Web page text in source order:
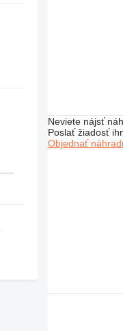
Neviete nájsť
Poslať žiadosť
Objednať